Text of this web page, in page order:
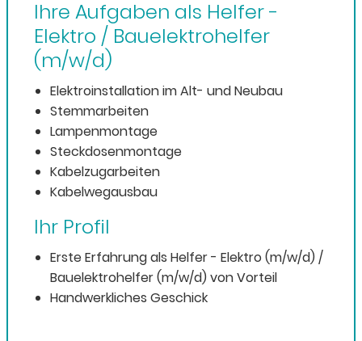
Ihre Aufgaben als Helfer -
Elektro / Bauelektrohelfer
(m/w/d)
Elektroinstallation im Alt- und Neubau
Stemmarbeiten
Lampenmontage
Steckdosenmontage
Kabelzugarbeiten
Kabelwegausbau
Ihr Profil
Erste Erfahrung als Helfer - Elektro (m/w/d) /
Bauelektrohelfer (m/w/d) von Vorteil
Handwerkliches Geschick